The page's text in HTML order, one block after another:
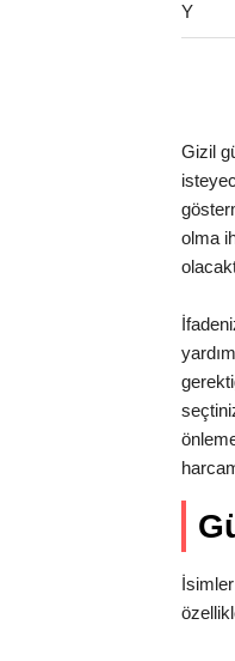
Y
Gizil
olma